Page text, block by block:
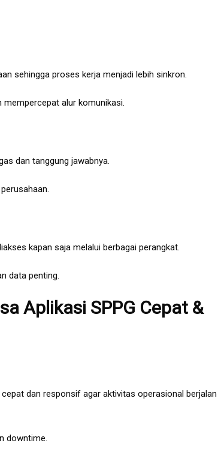
sehingga proses kerja menjadi lebih sinkron.
alur komunikasi.
dan tanggung jawabnya.
kapan saja melalui berbagai perangkat.
data penting.
Aplikasi SPPG Cepat &
dan responsif agar aktivitas operasional berjalan
downtime.